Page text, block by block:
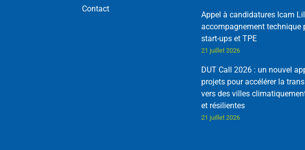
Contact
Appel à candidatures Icam
accompagnement technique
start-ups et TPE
21 juillet 2026
DUT Call 2026 : un nouvel
projets pour accélérer la
vers des villes
et résilientes
21 juillet 2026